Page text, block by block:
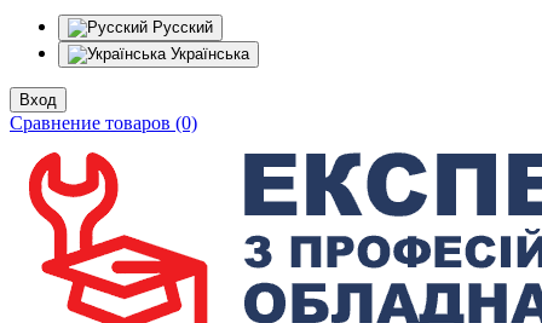
Русский
Українська
Вход
Сравнение товаров (0)